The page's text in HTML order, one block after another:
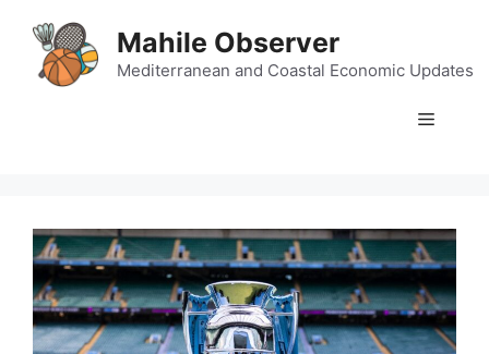
content
Mahile Observer
Mediterranean and Coastal Economic Updates
Menu